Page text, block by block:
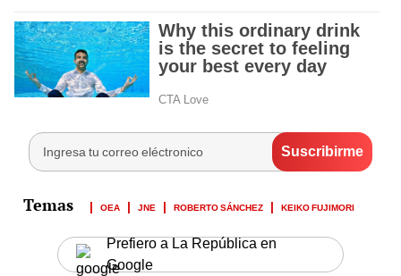
OEA JNE ROBERTO SÁNCHEZ KEIKO FUJIMORI
Prefiero a La República en
Google